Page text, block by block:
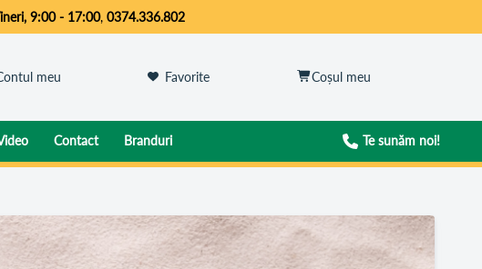
9:00 - 17:00, 0374.336.802
meu Favorite
Contact Branduri Te sunăm noi!